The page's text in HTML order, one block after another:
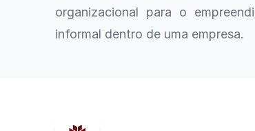
organizacional para o
informal dentro de uma empresa.